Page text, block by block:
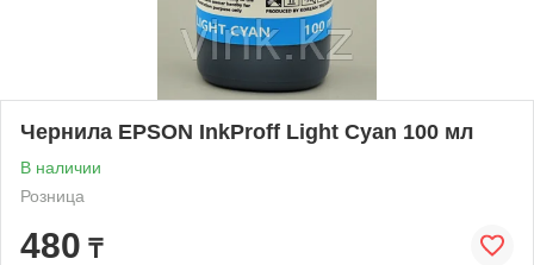
Чернила EPSON InkProff Light Cyan 100 мл
В наличии
Розница
480 ₸